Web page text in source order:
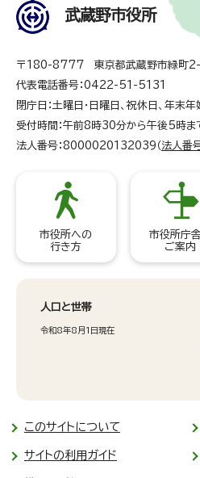
武蔵野市役所
〒180-8777 東京都武蔵野市緑町
代表電話番号：0422-51-5131
閉庁日：土曜日・日曜日、祝休日、年末
受付時間：午前8時30分から午後5時ま
法人番号：8000020132039（ 法人番
市役所への
行き方
市役所庁
ご案内
人口と世帯
令和8年8月1日現在
このサイトについて
サイトの利用ガイド